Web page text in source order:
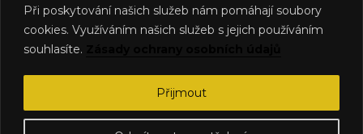
Při poskytování našich služeb nám pomáhají soubory
cookies. Využíváním našich služeb s jejich používáním
souhlasíte.
Přijmout
Obchodní podmínky